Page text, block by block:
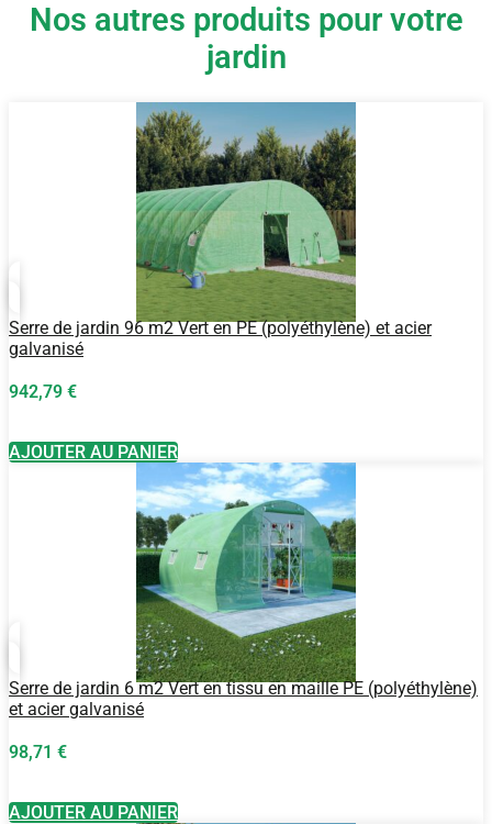
Nos autres produits pour votre
jardin
Serre de jardin 96 m2 Vert en PE (polyéthylène) et acier
galvanisé
942,79 €
AJOUTER AU PANIER
Serre de jardin 6 m2 Vert en tissu en maille PE (polyéthylène)
et acier galvanisé
98,71 €
AJOUTER AU PANIER